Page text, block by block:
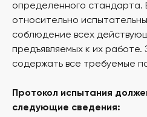
определенного
относительно
соблюдение всех
предъявляемых к их
содержать все требуемые
Протокол испытания
следующие сведения: